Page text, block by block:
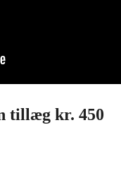
tillæg kr. 450